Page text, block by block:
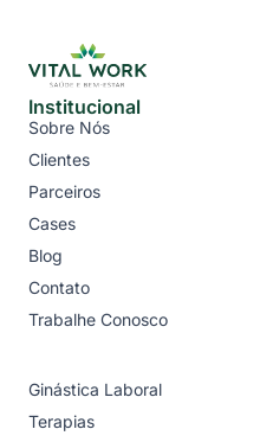
Institucional
Sobre Nós
Clientes
Parceiros
Cases
Blog
Contato
Trabalhe Conosco
Ginástica Laboral
Terapias